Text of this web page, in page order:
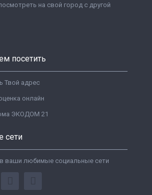
на свой город с другой
посетить
Твой адрес
онлайн
ЭКОДОМ 21
сети
ваши любимые социальные сети